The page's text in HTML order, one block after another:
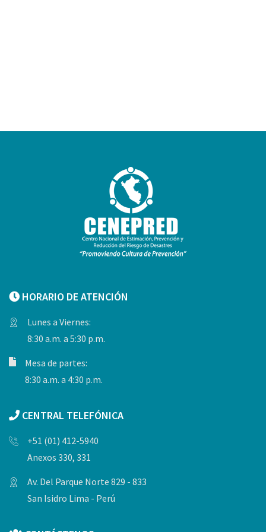
HORARIO DE ATENCIÓN
Lunes a Viernes:
8:30 a.m. a 5:30 p.m.
Mesa de partes:
8:30 a.m. a 4:30 p.m.
CENTRAL TELEFÓNICA
+51 (01) 412-5940
Anexos 330, 331
Av. Del Parque Norte 829 - 833
San Isidro Lima - Perú